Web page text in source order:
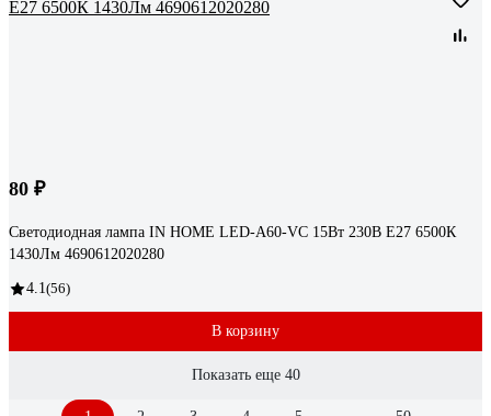
80 ₽
Светодиодная лампа IN HOME LED-A60-VC 15Вт 230В Е27 6500К
1430Лм 4690612020280
4.1(56)
В корзину
Показать еще 40